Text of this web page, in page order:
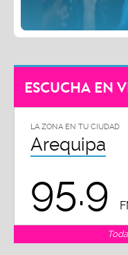
ESCUCHA EN
LA ZONA EN TU CIUDAD
Arequipa
95.9